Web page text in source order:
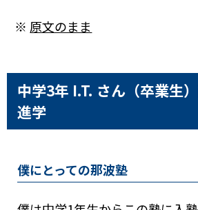
※ 原文のまま
中学3年 I.T. さん（卒業生）
進学
僕にとっての那波塾